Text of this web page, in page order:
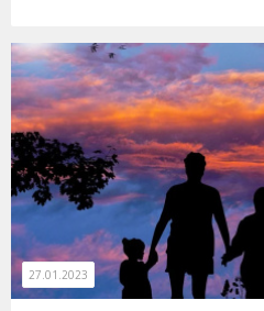
27.01.2023